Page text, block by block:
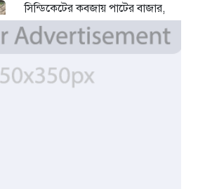
সিন্ডিকেটের কবজায় পাটের বাজার,
দাম বিপর্যয়ে চাষীদের ক্ষোভ
৪ দিন আগে
শঙ্কিত জীবন-অনিরাপদ ব্যবসা প্রতিষ্ঠান